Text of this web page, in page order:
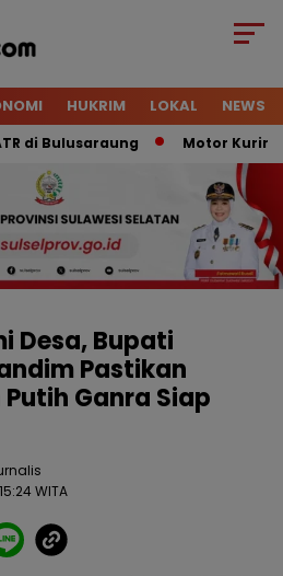
HUKRIM LOKAL NEWS
Bulusaraung Motor Kurir Raib
Desa, Bupati
Pastikan
Ganra Siap
WITA